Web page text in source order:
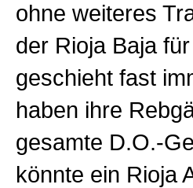
ohne weiteres
der Rioja Baja
geschieht fast
haben ihre
gesamte D.O.-
könnte ein Rioja